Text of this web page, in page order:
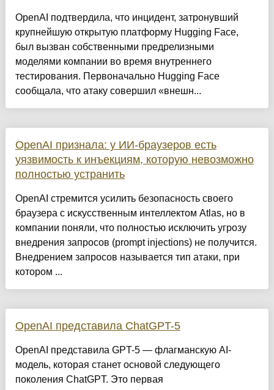
OpenAI подтвердила, что инцидент, затронувший
крупнейшую открытую платформу Hugging Face,
был вызван собственными предрелизными
моделями компании во время внутреннего
тестирования. Первоначально Hugging Face
сообщала, что атаку совершил «внешн...
OpenAI признала: у ИИ-браузеров есть
уязвимость к инъекциям, которую невозможно
полностью устранить
OpenAI стремится усилить безопасность своего
браузера с искусственным интеллектом Atlas, но в
компании поняли, что полностью исключить угрозу
внедрения запросов (prompt injections) не получится.
Внедрением запросов называется тип атаки, при
котором ...
OpenAI представила ChatGPT-5
OpenAI представила GPT-5 — флагманскую AI-
модель, которая станет основой следующего
поколения ChatGPT. Это первая